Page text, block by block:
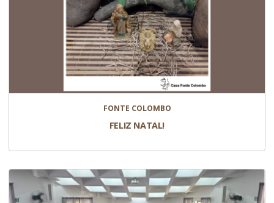
FONTE COLOMBO
FELIZ NATAL!